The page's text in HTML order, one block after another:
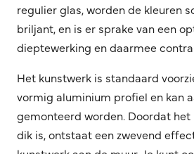
regulier glas, worden de kleuren
briljant, en is er sprake van een
dieptewerking en daarmee
Het kunstwerk is standaard
vormig aluminium profiel en kan
gemonteerd worden. Doordat
dik is, ontstaat een zwevend